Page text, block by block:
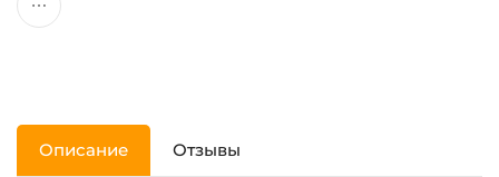
Описание Отзывы